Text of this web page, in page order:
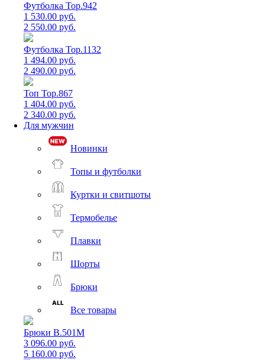
Футболка Top.942
1 530.00 руб.
2 550.00 руб.
Футболка Top.1132
1 494.00 руб.
2 490.00 руб.
Топ Top.867
1 404.00 руб.
2 340.00 руб.
Для мужчин
Новинки
Топы и футболки
Куртки и свитшоты
Термобелье
Плавки
Шорты
Брюки
Все товары
Брюки B.501M
3 096.00 руб.
5 160.00 руб.